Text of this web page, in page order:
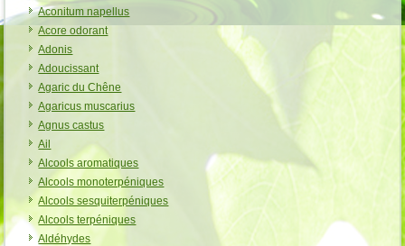
Aconitum napellus
Acore odorant
Adonis
Adoucissant
Agaric du Chêne
Agaricus muscarius
Agnus castus
Ail
Alcools aromatiques
Alcools monoterpéniques
Alcools sesquiterpéniques
Alcools terpéniques
Aldéhydes